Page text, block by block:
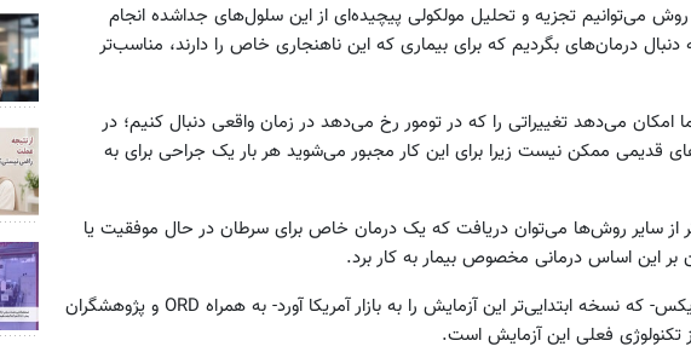
روش می‌توانیم تجزیه و تحلیل مولکولی پیچیده‌ای از این سلول‌های جداشده انجام
درمان‌های بگردیم که برای بیماری که این ناهنجاری خاص را دارند، مناسب‌تر
امکان می‌دهد تغییراتی را که در تومور رخ می‌دهد در زمان واقعی دنبال کنیم؛ در
قدیمی ممکن نیست زیرا برای این کار مجبور می‌شوید هر بار یک جراحی برای به
از سایر روش‌ها می‌توان دریافت که یک درمان خاص برای سرطان در حال موفقیت یا
این اساس درمانی مخصوص بیمار به کار برد.
هدف از همکاری میان شرکت وردیکس- که نسخه ابتدایی‌‌تر این آزمایش را به بازار آمریکا آورد- به همراه ORD و پژوهشگران
تکنولوژی فعلی این آزمایش است.